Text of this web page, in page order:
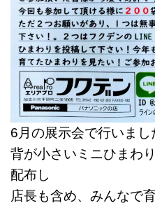
6月の展示会で行いま
背が小さいミニひまわ
配布し
店長も含め、みんなで